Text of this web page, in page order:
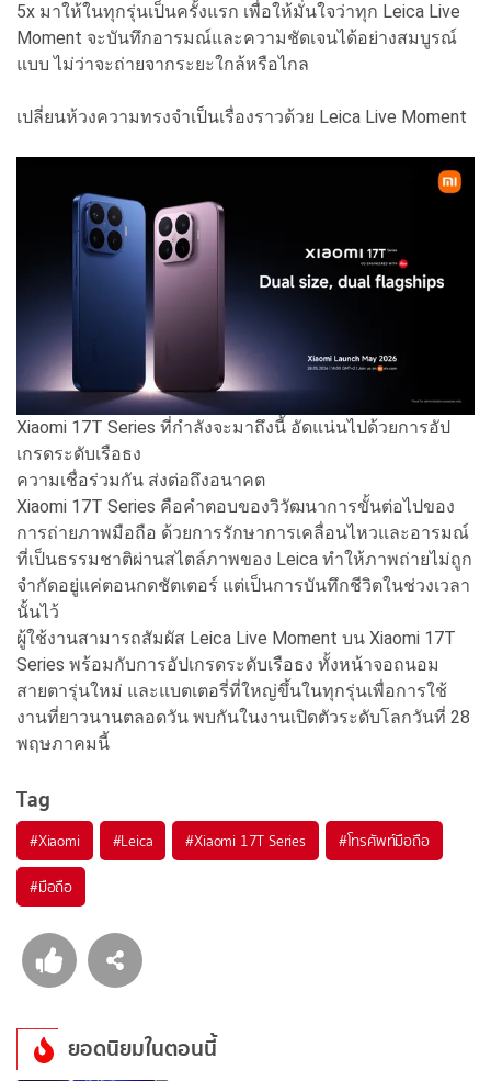
5x มาให้ในทุกรุ่นเป็นครั้งแรก เพื่อให้มั่นใจว่าทุก Leica Live
Moment จะบันทึกอารมณ์และความชัดเจนได้อย่างสมบูรณ์
แบบ ไม่ว่าจะถ่ายจากระยะใกล้หรือไกล
เปลี่ยนห้วงความทรงจำเป็นเรื่องราวด้วย Leica Live Moment
Xiaomi 17T Series ที่กำลังจะมาถึงนี้ อัดแน่นไปด้วยการอัป
เกรดระดับเรือธง
ความเชื่อร่วมกัน ส่งต่อถึงอนาคต
Xiaomi 17T Series คือคำตอบของวิวัฒนาการขั้นต่อไปของ
การถ่ายภาพมือถือ ด้วยการรักษาการเคลื่อนไหวและอารมณ์
ที่เป็นธรรมชาติผ่านสไตล์ภาพของ Leica ทำให้ภาพถ่ายไม่ถูก
จำกัดอยู่แค่ตอนกดชัตเตอร์ แต่เป็นการบันทึกชีวิตในช่วงเวลา
นั้นไว้
ผู้ใช้งานสามารถสัมผัส Leica Live Moment บน Xiaomi 17T
Series พร้อมกับการอัปเกรดระดับเรือธง ทั้งหน้าจอถนอม
สายตารุ่นใหม่ และแบตเตอรี่ที่ใหญ่ขึ้นในทุกรุ่นเพื่อการใช้
งานที่ยาวนานตลอดวัน พบกันในงานเปิดตัวระดับโลกวันที่ 28
พฤษภาคมนี้
Tag
#Xiaomi #Leica #Xiaomi 17T Series #โทรศัพท์มือถือ
#มือถือ
ยอดนิยมในตอนนี้